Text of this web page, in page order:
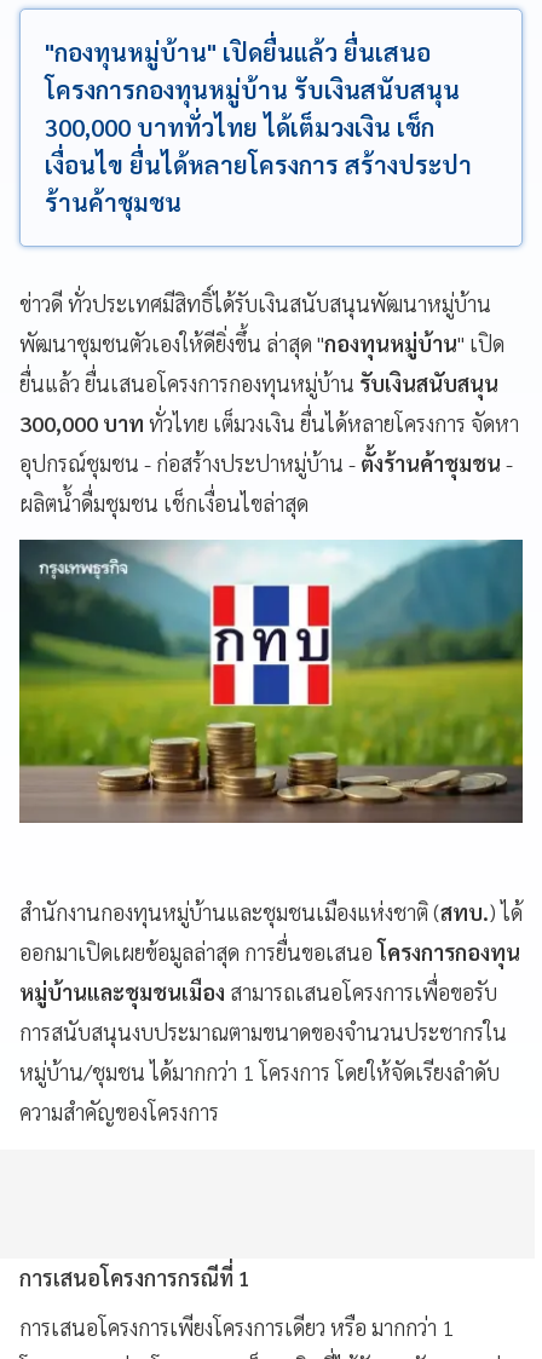
"กองทุนหมู่บ้าน" เปิดยื่นแล้ว ยื่นเสนอ
โครงการกองทุนหมู่บ้าน รับเงินสนับสนุน
300,000 บาททั่วไทย ได้เต็มวงเงิน เช็ก
เงื่อนไข ยื่นได้หลายโครงการ สร้างประปา
ร้านค้าชุมชน
ข่าวดี ทั่วประเทศมีสิทธิ์ได้รับเงินสนับสนุนพัฒนาหมู่บ้าน
พัฒนาชุมชนตัวเองให้ดียิ่งขึ้น ล่าสุด "กองทุนหมู่บ้าน" เปิด
ยื่นแล้ว ยื่นเสนอโครงการกองทุนหมู่บ้าน รับเงินสนับสนุน
300,000 บาท ทั่วไทย เต็มวงเงิน ยื่นได้หลายโครงการ จัดหา
อุปกรณ์ชุมชน - ก่อสร้างประปาหมู่บ้าน - ตั้งร้านค้าชุมชน -
ผลิตน้ำดื่มชุมชน เช็กเงื่อนไขล่าสุด
สำนักงานกองทุนหมู่บ้านและชุมชนเมืองแห่งชาติ (สทบ.) ได้
ออกมาเปิดเผยข้อมูลล่าสุด การยื่นขอเสนอโครงการกองทุน
หมู่บ้านและชุมชนเมือง สามารถเสนอโครงการเพื่อขอรับ
การสนับสนุนงบประมาณตามขนาดของจำนวนประชากรใน
หมู่บ้าน/ชุมชน ได้มากกว่า 1 โครงการ โดยให้จัดเรียงลำดับ
ความสำคัญของโครงการ
การเสนอโครงการกรณีที่ 1
การเสนอโครงการเพียงโครงการเดียว หรือ มากกว่า 1